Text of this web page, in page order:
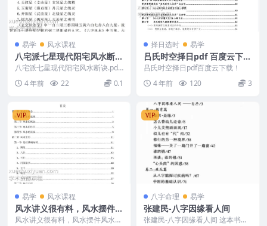
易学 风水课程
八宅派七星现代阳宅风水断
诀.pdf 58页全本 百度网盘免
费下载！
八宅派七星现代阳宅风水断诀.pd
f，58页，喜欢八宅风水的朋友可
以看一看。
4 年前 22 0.1
择日选时 易学
吕氏时空择日pdf 百度云下
载！
吕氏时空择日pdf百度云下载！
4 年前
120 3
VIP
易学 风水课程
风水讲义很有料，风水摆件风
水化解等
风水讲义很有料，风水摆件风水化
VIP
八字命理 易学
张建民-八字因缘看人间
张建民-八字因缘看人间 这本书有